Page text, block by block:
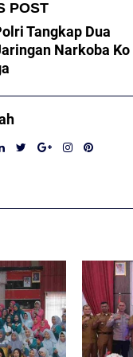
POST
Tangkap Dua
Narkoba Ko